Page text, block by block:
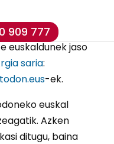
909 777
euskaldunek jaso
saria:
-ek.
euskal
Azken
ditugu, baina